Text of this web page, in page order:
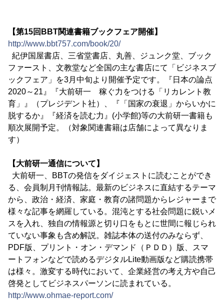
【第15回BBT関連書籍ブックフェア開催】
http://www.bbt757.com/book/20/
紀伊国屋書店、三省堂書店、丸善、ジュンク堂、ブック
ファースト、文教堂など全国の主な書店にて「ビジネスブ
ックフェア」を3月中旬より開催予定です。『日本の論点
2020～21』『大前研一 稼ぐ力をつける「リカレント教
育」』（プレジデント社）、『「国家の衰退」からいかに
脱するか』『経済を読む力』(小学館)等の大前研一書籍も
順次展開予定。（対象関連書籍は店舗によって異なりま
す）
【大前研一通信について】
大前研一、BBTの発信をダイジェストに読むことができ
る、会員制月刊情報誌。最新のビジネスに直結するテーマ
から、政治・経済、家庭・教育の諸問題からレジャーまで
様々な記事を網羅している。混沌とする社会問題に鋭いメ
スを入れ、独自の情報源と切り口をもとに世間に報じられ
ていない事象も含め解説。雑誌本体の送付のみならず、
PDF版、プリント・オン・デマンド（ＰＤＤ）版、スマ
ートフォンなどで読めるデジタルLite動画版など購読携帯
は様々。激変する時代において、企業経営の考え方や自己
啓発としてビジネスパーソンに読まれている。
http://www.ohmae-report.com/